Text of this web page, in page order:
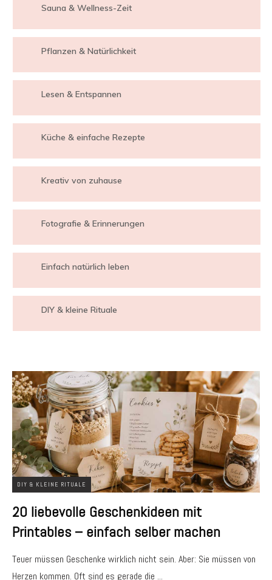
DIY & KLEINE RITUALE
20 liebevolle Geschenkideen mit
Printables – einfach selber machen
Teuer müssen Geschenke wirklich nicht sein. Aber: Sie müssen von
Herzen kommen. Oft sind es gerade die ...
Sauna & Wellness-Zeit
Pflanzen & Natürlichkeit
Lesen & Entspannen
Küche & einfache Rezepte
Kreativ von zuhause
Fotografie & Erinnerungen
Einfach natürlich leben
DIY & kleine Rituale